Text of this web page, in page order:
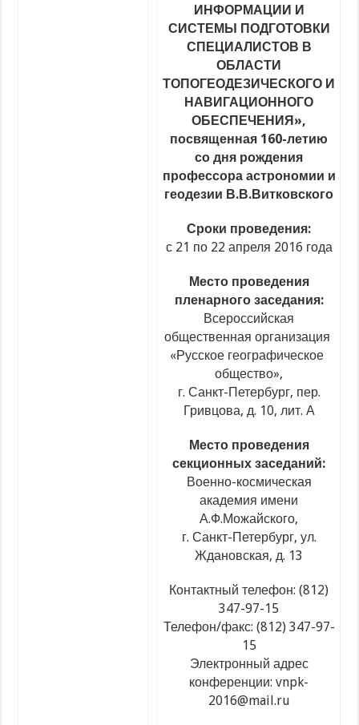
ИНФОРМАЦИИ И
СИСТЕМЫ ПОДГОТОВКИ
СПЕЦИАЛИСТОВ В
ОБЛАСТИ
ТОПОГЕОДЕЗИЧЕСКОГО И
НАВИГАЦИОННОГО
ОБЕСПЕЧЕНИЯ»,
посвященная 160-летию
со дня рождения
профессора астрономии и
геодезии В.В.Витковского
Сроки проведения:
с 21 по 22 апреля 2016 года
Место проведения
пленарного заседания:
Всероссийская
общественная организация
«Русское географическое
общество»,
г. Санкт-Петербург, пер.
Гривцова, д. 10, лит. А
Место проведения
секционных заседаний:
Военно-космическая
академия имени
А.Ф.Можайского,
г. Санкт-Петербург, ул.
Ждановская, д. 13
Контактный телефон: (812)
347-97-15
Телефон/факс: (812) 347-97-
15
Электронный адрес
конференции: vnpk-
2016@mail.ru